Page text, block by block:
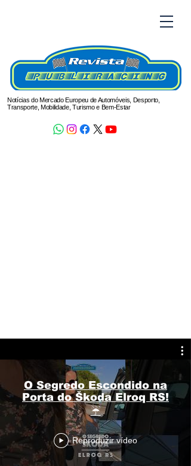
Notícias do Mercado Europeu de Automóveis, Desporto,
Transporte, Mobilidade, Turismo e Bem-Estar
O Segredo Escondido na
Porta do Škoda Elroq RS!
☔
Reproduzir vídeo